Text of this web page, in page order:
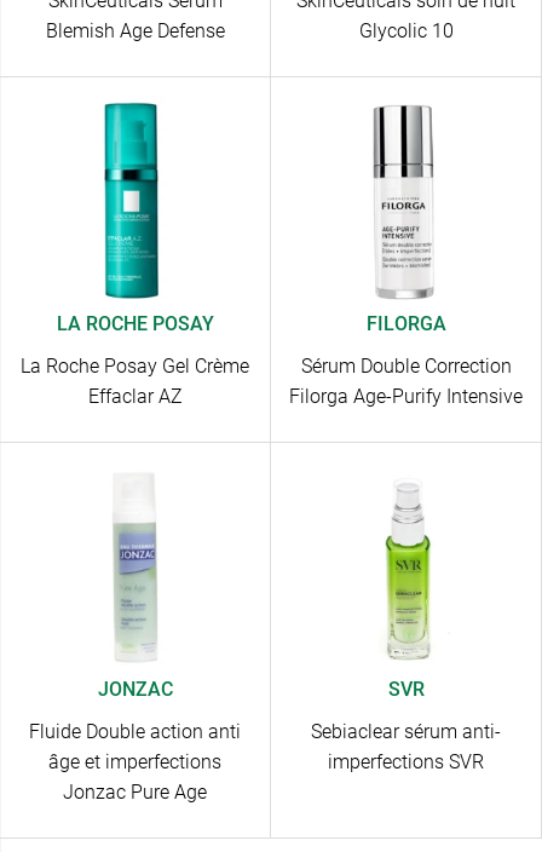
Blemish Age Defense
Glycolic 10
LA ROCHE POSAY
La Roche Posay Gel Crème
Effaclar AZ
FILORGA
Sérum Double Correction
Filorga Age-Purify Intensive
JONZAC
Fluide Double action anti
âge et imperfections
Jonzac Pure Age
SVR
Sebiaclear sérum anti-
imperfections SVR